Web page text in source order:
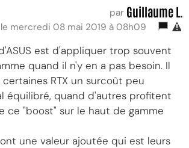
par Guillaume L.
le mercredi 08 mai 2019 à 08h09
est d'appliquer trop souvent
quand il n'y en a pas besoin. Il
RTX un surcoût peu
équilibré, quand d'autres profitent
ce "boost" sur le haut de gamme
une valeur ajoutée qui est leurs